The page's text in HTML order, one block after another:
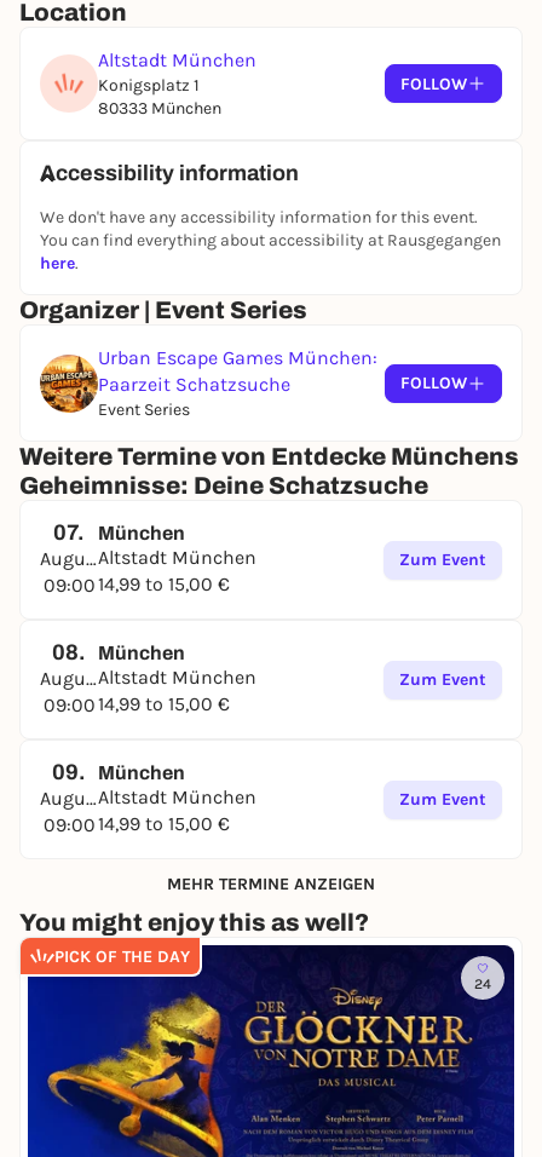
Location
Altstadt München
Konigsplatz 1
80333 München
FOLLOW
Accessibility information
We don't have any accessibility information for this event.
You can find everything about accessibility at Rausgegangen
here.
Organizer | Event Series
Urban Escape Games München:
Paarzeit Schatzsuche
Event Series
FOLLOW
Weitere Termine von Entdecke Münchens
Geheimnisse: Deine Schatzsuche
07.
August
09:00
München
Altstadt München
14,99 to 15,00 €
Zum Event
08.
August
09:00
München
Altstadt München
14,99 to 15,00 €
Zum Event
09.
August
09:00
München
Altstadt München
14,99 to 15,00 €
Zum Event
MEHR TERMINE ANZEIGEN
You might enjoy this as well?
PICK OF THE DAY
24